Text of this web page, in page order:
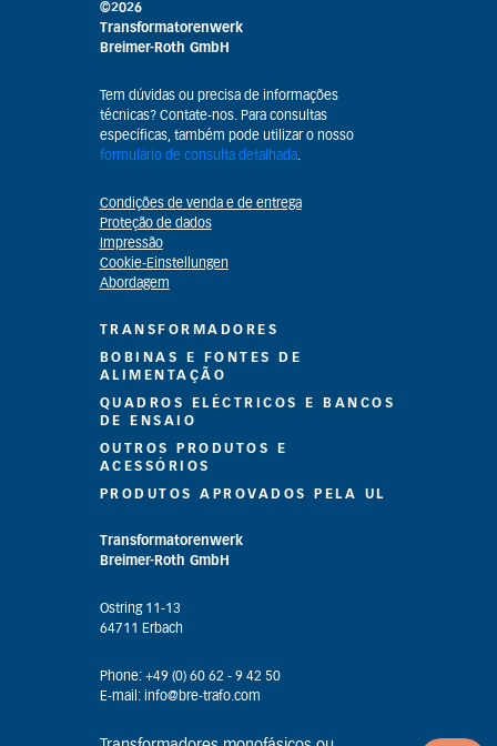
©2026
Transformatorenwerk
Breimer-Roth GmbH
Tem dúvidas ou precisa de informações
técnicas? Contate-nos. Para consultas
específicas, também pode utilizar o nosso
formulário de consulta detalhada.
Condições de venda e de entrega
Proteção de dados
Impressão
Cookie-Einstellungen
Abordagem
TRANSFORMADORES
BOBINAS E FONTES DE
ALIMENTAÇÃO
QUADROS ELÉCTRICOS E BANCOS
DE ENSAIO
OUTROS PRODUTOS E
ACESSÓRIOS
PRODUTOS APROVADOS PELA UL
Transformatorenwerk
Breimer-Roth GmbH
Ostring 11-13
64711 Erbach
Phone: +49 (0) 60 62 - 9 42 50
E-mail: info@bre-trafo.com